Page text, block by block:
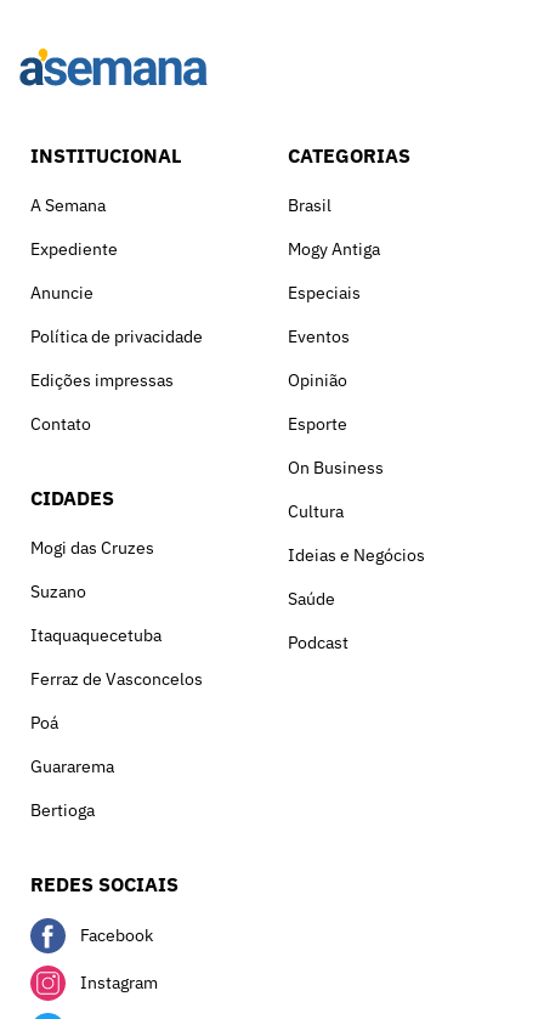
INSTITUCIONAL
A Semana
Expediente
Anuncie
Política de privacidade
Edições impressas
Contato
CIDADES
Mogi das Cruzes
Suzano
Itaquaquecetuba
Ferraz de Vasconcelos
Poá
Guararema
Bertioga
CATEGORIAS
Brasil
Mogy Antiga
Especiais
Eventos
Opinião
Esporte
On Business
Cultura
Ideias e Negócios
Saúde
Podcast
REDES SOCIAIS
Facebook
Instagram